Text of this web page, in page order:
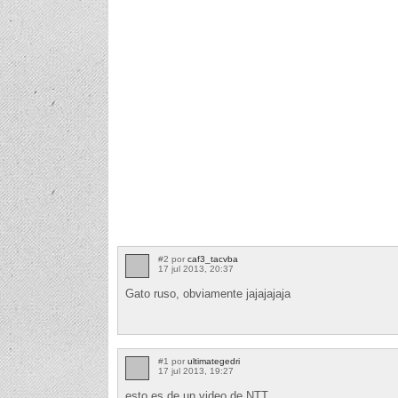
#2 por caf3_tacvba
17 jul 2013, 20:37
Gato ruso, obviamente jajajajaja
#1 por ultimategedri
17 jul 2013, 19:27